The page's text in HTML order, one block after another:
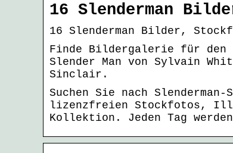
16 Slenderman
16 Slenderman Bilder,
Finde Bildergalerie für den
Slender Man von Sylvain
Sinclair.
Suchen Sie nach
lizenzfreien Stockfotos,
Kollektion. Jeden Tag